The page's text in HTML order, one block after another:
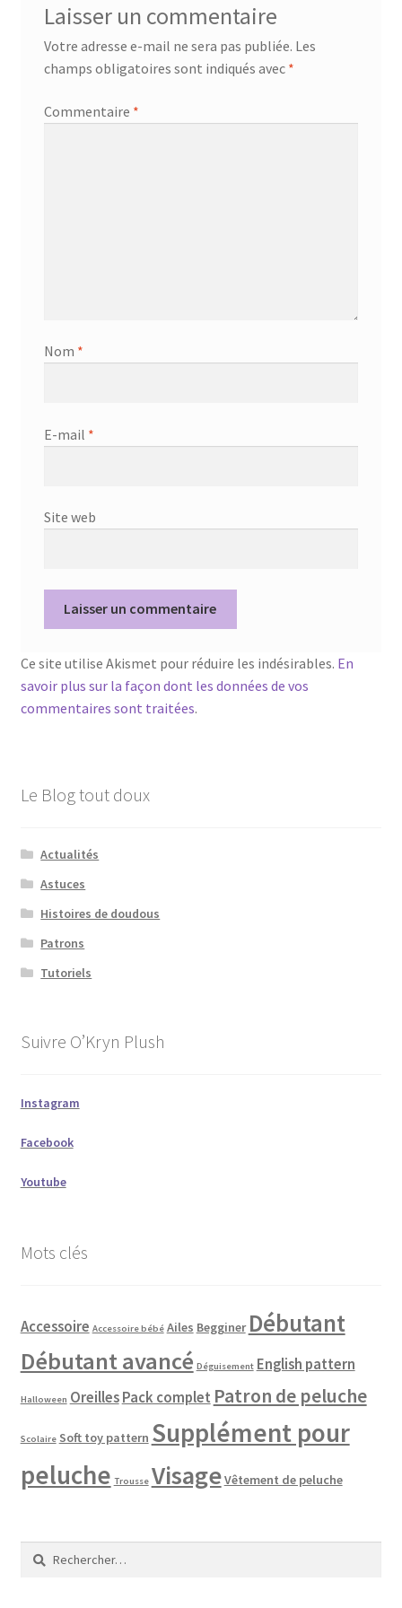
Laisser un commentaire
Votre adresse e-mail ne sera pas publiée. Les
champs obligatoires sont indiqués avec *
Commentaire *
Nom *
E-mail *
Site web
Ce site utilise Akismet pour réduire les indésirables. En
savoir plus sur la façon dont les données de vos
commentaires sont traitées.
Le Blog tout doux
Actualités
Astuces
Histoires de doudous
Patrons
Tutoriels
Suivre O’Kryn Plush
Instagram
Facebook
Youtube
Mots clés
Accessoire Accessoire bébé Ailes Begginer Débutant
Débutant avancé Déguisement English pattern
Halloween Oreilles Pack complet Patron de peluche
Scolaire Soft toy pattern Supplément pour
peluche Trousse VisageVêtement de peluche
Rechercher :